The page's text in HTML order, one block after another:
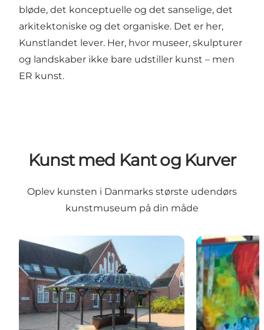
bløde, det konceptuelle og det sanselige, det
arkitektoniske og det organiske. Det er her,
Kunstlandet lever. Her, hvor museer, skulpturer
og landskaber ikke bare udstiller kunst – men
ER kunst.
Kunst med Kant og Kurver
Oplev kunsten i Danmarks største udendørs
kunstmuseum på din måde
Must see Ture på egen